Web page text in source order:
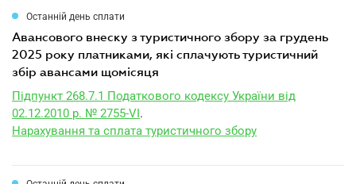
Останній день сплати
авансового внеску з туристичного збору за грудень
2025 року платниками, які сплачують туристичний
збір авансами щомісяця
Підпункт 268.7.1 Податкового кодексу України від
02.12.2010 р. № 2755-VI.
Нарахування та сплата туристичного збору